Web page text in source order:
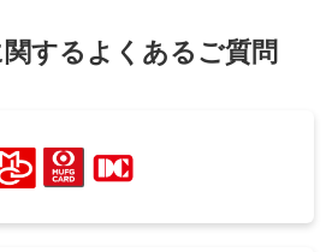
するよくあるご質問